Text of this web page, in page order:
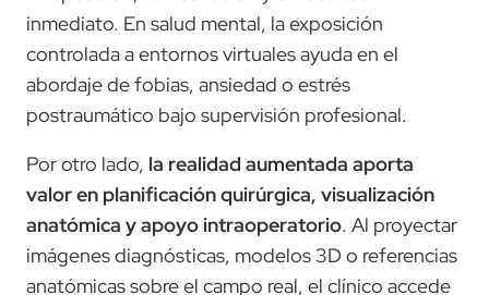
inmediato. En salud mental, la exposición
controlada a entornos virtuales ayuda en el
abordaje de fobias, ansiedad o estrés
postraumático bajo supervisión profesional.
Por otro lado, la realidad aumentada aporta
valor en planificación quirúrgica, visualización
anatómica y apoyo intraoperatorio. Al proyectar
imágenes diagnósticas, modelos 3D o referencias
anatómicas sobre el campo real, el clínico accede